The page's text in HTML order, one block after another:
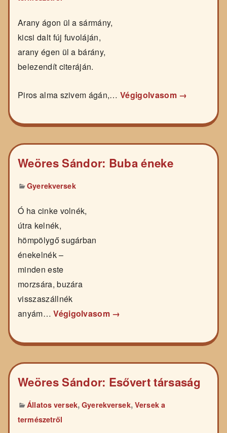
Arany ágon ül a sármány,
kicsi dalt fúj fuvoláján,
arany égen ül a bárány,
belezendít citeráján.
Piros alma szivem ágán,… Végigolvasom →
Weöres Sándor: Buba éneke
Gyerekversek
Ó ha cinke volnék,
útra kelnék,
hömpölygő sugárban
énekelnék –
minden este
morzsára, buzára
visszaszállnék
anyám…Végigolvasom →
Weöres Sándor: Esővert társaság
Állatos versek,Gyerekversek,Versek a
természetről